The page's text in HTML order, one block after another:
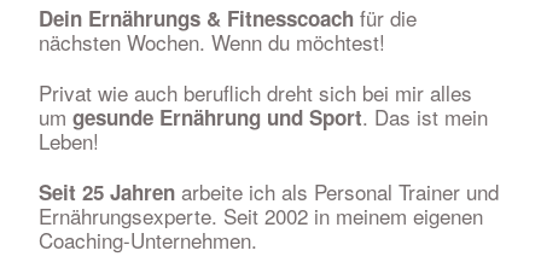
Dein Ernährungs & Fitnesscoach für die
nächsten Wochen. Wenn du möchtest!
Privat wie auch beruflich dreht sich bei mir alles
umgesunde Ernährung und Sport. Das ist mein
Leben!
Seit 25 Jahren arbeite ich als Personal Trainer und
Ernährungsexperte. Seit 2002 in meinem eigenen
Coaching-Unternehmen.